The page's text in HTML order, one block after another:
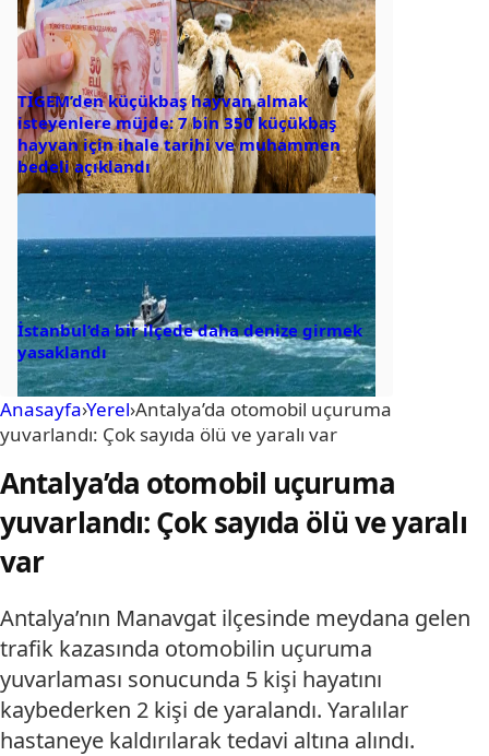
TİGEM’den küçükbaş hayvan almak
isteyenlere müjde: 7 bin 350 küçükbaş
hayvan için ihale tarihi ve muhammen
bedeli açıklandı
İstanbul’da bir ilçede daha denize girmek
yasaklandı
Anasayfa›Yerel›Antalya’da otomobil uçuruma
yuvarlandı: Çok sayıda ölü ve yaralı var
Antalya’da otomobil uçuruma
yuvarlandı: Çok sayıda ölü ve yaralı
var
Antalya’nın Manavgat ilçesinde meydana gelen
trafik kazasında otomobilin uçuruma
yuvarlaması sonucunda 5 kişi hayatını
kaybederken 2 kişi de yaralandı. Yaralılar
hastaneye kaldırılarak tedavi altına alındı.